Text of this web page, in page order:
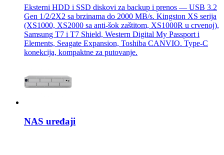
Eksterni HDD i SSD diskovi za backup i prenos — USB 3.2
Gen 1/2/2X2 sa brzinama do 2000 MB/s. Kingston XS serija
(XS1000, XS2000 sa anti-šok zaštitom, XS1000R u crvenoj),
Samsung T7 i T7 Shield, Western Digital My Passport i
Elements, Seagate Expansion, Toshiba CANVIO. Type-C
konekcija, kompaktne za putovanje.
NAS uređaji